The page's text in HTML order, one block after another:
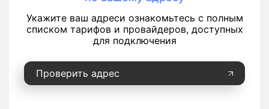
Укажите ваш адреси ознакомьтесь с полным
списком тарифов и провайдеров, доступных
для подключения
Проверить адрес